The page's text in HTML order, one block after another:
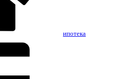
ипотека